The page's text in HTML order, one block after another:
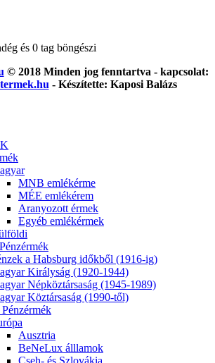
és 0 tag böngészi
© 2018 Minden jog fenntartva - kapcsolat:
- Készítette: Kaposi Balázs
MNB emlékérme
MÉE emlékérem
Aranyozott érmek
Egyéb emlékérmek
a Habsburg időkből (1916-ig)
Királyság (1920-1944)
Népköztársaság (1945-1989)
Köztársaság (1990-től)
Ausztria
BeNeLux álllamok
Cseh- és Szlovákia